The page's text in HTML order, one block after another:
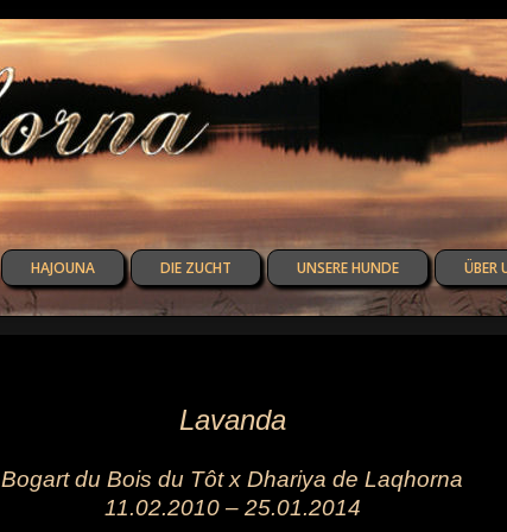
HAJOUNA DIE ZUCHT UNSERE HUNDE ÜBER
Lavanda
Bogart du Bois du Tôt x Dhariya de Laqhorna
11.02.2010 – 25.01.2014